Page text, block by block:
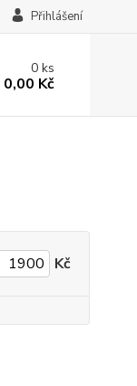
Přihlášení
0ks
0,00 Kč
Kč